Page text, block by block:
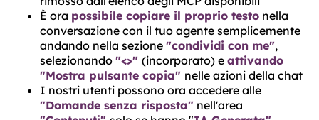
È ora possibile copiare il proprio testo nella
conversazione con il tuo agente semplicemente
andando nella sezione "condividi con me",
selezionando "<>" (incorporato) e attivando
"Mostra pulsante copia" nelle azioni della chat
I nostri utenti possono ora accedere alle
"Domande senza risposta" nell'area